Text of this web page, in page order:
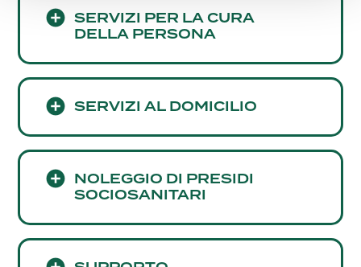
SERVIZI PER LA CURA
DELLA PERSONA
SERVIZI AL DOMICILIO
NOLEGGIO DI PRESIDI
SOCIOSANITARI